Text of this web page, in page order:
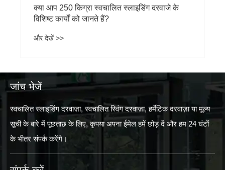
क्या आप 250 किग्रा स्वचालित स्लाइडिंग दरवाजे के
विशिष्ट कार्यों को जानते हैं?
और देखें >>
जांच भेजें
स्वचालित स्लाइडिंग दरवाज़ा, स्वचालित स्विंग दरवाज़ा, हर्मेटिक दरवाज़ा या मूल्य
सूची के बारे में पूछताछ के लिए, कृपया अपना ईमेल हमें छोड़ दें और हम 24 घंटों
के भीतर संपर्क करेंगे।